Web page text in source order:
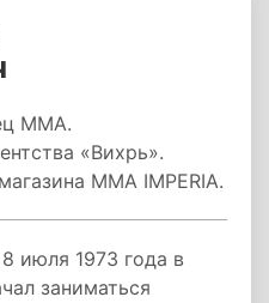
ММА.
«Вихрь».
MMA IMPERIA.
июля 1973 года в
заниматься